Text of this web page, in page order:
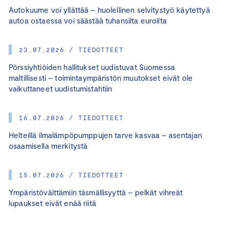
Autokuume voi yllättää – huolellinen selvitystyö käytettyä
autoa ostaessa voi säästää tuhansilta euroilta
23.07.2026 / TIEDOTTEET
Pörssiyhtiöiden hallitukset uudistuvat Suomessa
maltillisesti – toimintaympäristön muutokset eivät ole
vaikuttaneet uudistumistahtiin
16.07.2026 / TIEDOTTEET
Helteillä ilmalämpöpumppujen tarve kasvaa – asentajan
osaamisella merkitystä
15.07.2026 / TIEDOTTEET
Ympäristöväittämiin täsmällisyyttä – pelkät vihreät
lupaukset eivät enää riitä